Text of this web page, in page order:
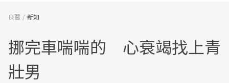
良醫 新知
挪完車喘喘的 心衰竭找上青
壯男